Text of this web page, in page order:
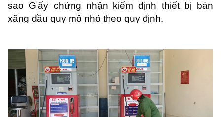
sao Giấy chứng nhận kiểm định thiết bị bán
xăng dầu quy mô nhỏ theo quy định.